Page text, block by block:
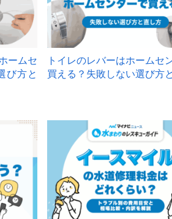
ームセ
び方と
トイレのレバーはホームセ
買える？失敗しない選び方